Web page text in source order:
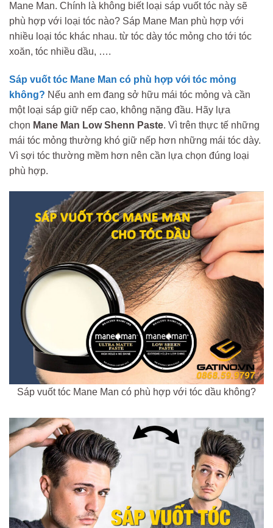
Mane Man. Chính là không biết loại sáp vuốt tóc này sẽ
phù hợp với loại tóc nào? Sáp Mane Man phù hợp với
nhiều loại tóc khác nhau. từ tóc dày tóc mỏng cho tới tóc
xoăn, tóc nhiều dầu, ….
Sáp vuốt tóc Mane Man có phù hợp với tóc mỏng
không? Nếu anh em đang sở hữu mái tóc mỏng và cần
một loại sáp giữ nếp cao, không nặng đầu. Hãy lựa
chọn Mane Man Low Shenn Paste. Vì trên thực tế những
mái tóc mỏng thường khó giữ nếp hơn những mái tóc dày.
Vì sợi tóc thường mềm hơn nên cần lựa chọn đúng loại
phù hợp.
Sáp vuốt tóc Mane Man có phù hợp với tóc dầu không?